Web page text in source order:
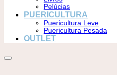
Pelúcias
PUERICULTURA
Puericultura Leve
Puericultura Pesada
OUTLET